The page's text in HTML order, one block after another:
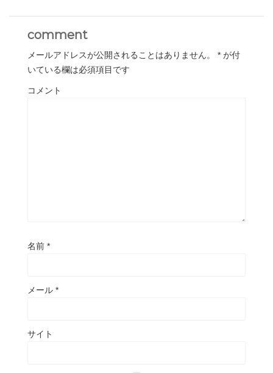
comment
メールアドレスが公開されることはありません。 * が付
いている欄は必須項目です
コメント
名前 *
メール *
サイト